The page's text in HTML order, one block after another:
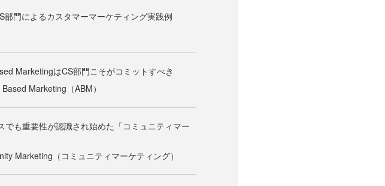
部門によるカスタマーマーケティング実践例
MarketingはCS部門こそがコミットすべき
Marketing（ABM）
でも重要性が認識され始めた「コミュニティマー
Marketing（コミュニティマーケティング）